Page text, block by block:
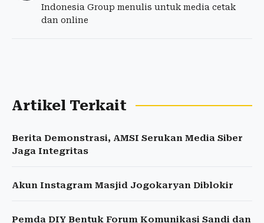
Indonesia Group menulis untuk media cetak
dan online
Artikel Terkait
Berita Demonstrasi, AMSI Serukan Media Siber
Jaga Integritas
Akun Instagram Masjid Jogokaryan Diblokir
Pemda DIY Bentuk Forum Komunikasi Sandi dan